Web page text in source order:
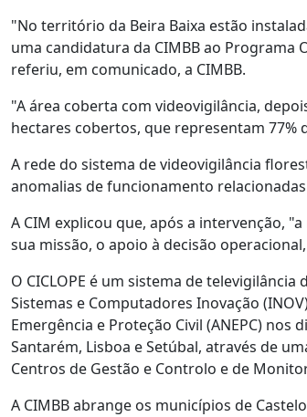
"No território da Beira Baixa estão
uma candidatura da CIMBB ao Programa
referiu, em comunicado, a CIMBB.
"A área coberta com videovigilância,
hectares cobertos, que representam
A rede do sistema de videovigilância
anomalias de funcionamento
A CIM explicou que, após a intervenção,
sua missão, o apoio à decisão
O CICLOPE é um sistema de
Sistemas e Computadores Inovação
Emergência e Proteção Civil (ANEPC)
Santarém, Lisboa e Setúbal, através de
Centros de Gestão e Controlo e de
A CIMBB abrange os municípios de